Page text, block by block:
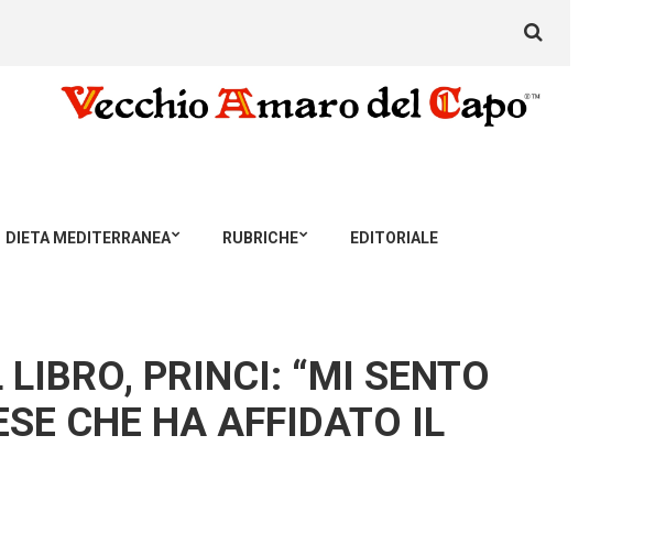
DIETA MEDITERRANEA RUBRICHE EDITORIALE
for:
PRINCI: “MI SENTO
CHE HA AFFIDATO IL